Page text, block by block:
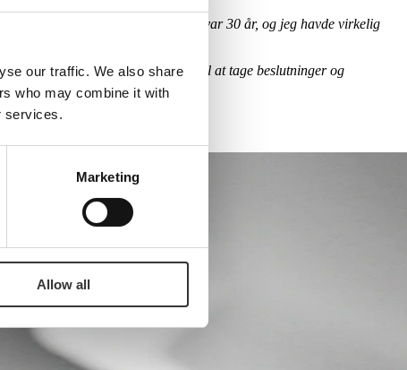
our traffic. We also share
who may combine it with
services.
Marketing
Allow all
statsautoriseret revisor, inden jeg var 30 år, og jeg havde virkelig
at få lov til at være med til at tage beslutninger og